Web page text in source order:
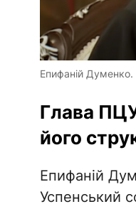
Епифаній
Глава
його
Епифаній
Успенський